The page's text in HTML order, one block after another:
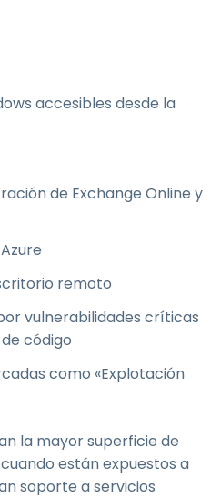
accesibles desde la
de Exchange Online y
remoto
vulnerabilidades críticas
código
como «Explotación
la mayor superficie de
están expuestos a
soporte a servicios